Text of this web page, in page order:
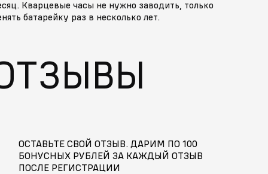
Кварцевые часы не нужно заводить, только
батарейку раз в несколько лет.
ОСТАВЬТЕ СВОЙ ОТЗЫВ. ДАРИМ ПО 100
БОНУСНЫХ РУБЛЕЙ ЗА КАЖДЫЙ ОТЗЫВ
ПОСЛЕ РЕГИСТРАЦИИ